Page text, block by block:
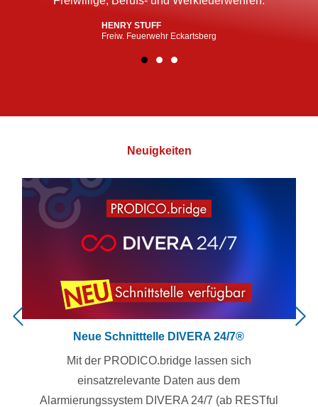
HENRY STUFF
Freiw. Feuerwehr Eckartsberg
Neuigkeiten
Neue Schnitttelle DIVERA 24/7®
Mit der PRODICO.bridge lassen sich
einsatzrelevante Daten aus dem
Alarmierungssystem DIVERA 24/7 (ab RESTful